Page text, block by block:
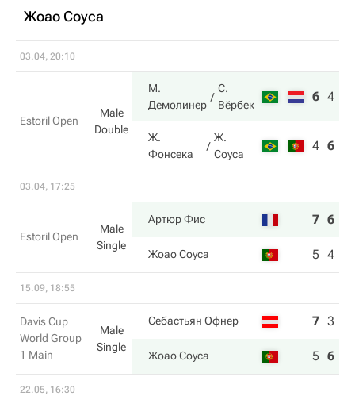
Жоао Соуса
03.04, 20:10
Estoril Open
Male
Double
М.
Демолинер
С.
Вёрбек
6 4
Ж.
Фонсека
Ж.
Соуса
4 6
03.04, 17:25
Estoril Open
Male
Single
Артюр Фис 7 6
Жоао Соуса 5 4
15.09, 18:55
Davis Cup
World Group
1 Main
Male
Single
Себастьян Офнер 7 3
Жоао Соуса 5 6
22.05, 16:30